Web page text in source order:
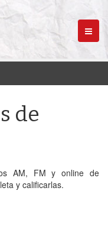
Menú
de
AM, FM y online de
y calificarlas.